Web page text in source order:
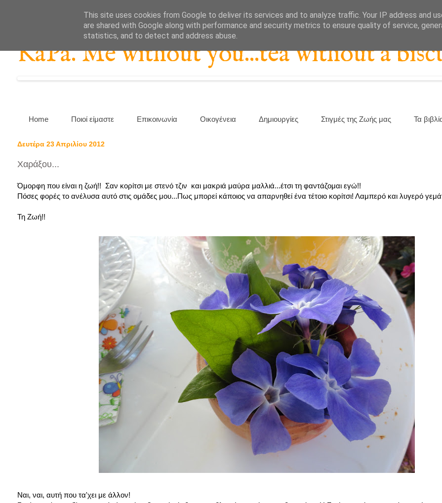
KaPa. Me without you...tea without a
Home Ποιοί είμαστε Επικοινωνία Οικογένεια Δημιουργίες Στιγμές της Ζωής μας Τα
Δευτέρα 23 Απριλίου 2012
Χαράξου...
Όμορφη που είναι η ζωή!! Σαν κορίτσι με στενό τζιν και μακριά μαύρα μαλλιά...έτσι τη φαντάζομαι εγώ!!
Πόσες φορές το ανέλυσα αυτό στις ομάδες μου...Πως μπορεί κάποιος να απαρνηθεί ένα τέτοιο κορίτσι! Λαμπερό και λυγερό
Τη Ζωή!!
Ναι, ναι, αυτή που τα'χει με άλλον!
This site uses cookies from Google to deliver its services and to analyze traffic. Your IP address and
are shared with Google along with performance and security metrics to ensure quality of service,
statistics, and to detect and address abuse.